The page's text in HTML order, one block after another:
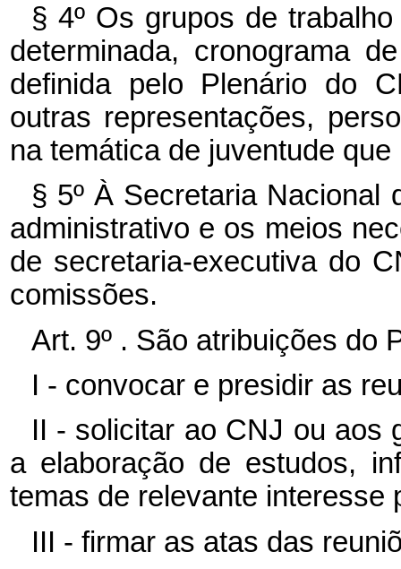
§ 4º Os grupos de
determinada, cronograma
definida pelo Plenário do
outras representações,
na temática de juventude
§ 5º À Secretaria Nacional
administrativo e os meios
de secretaria-executiva do
comissões.
Art. 9º . São atribuições do
I - convocar e presidir as
II - solicitar ao CNJ ou aos
a elaboração de estudos,
temas de relevante interesse
III - firmar as atas das